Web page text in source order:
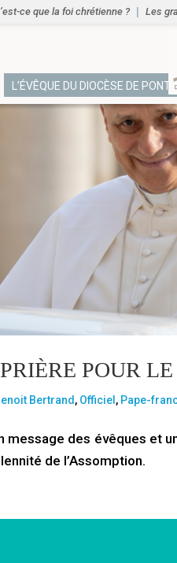
ce que la foi chrétienne ? Les
L’ÉVÊQUE DU DIOCÈSE DE
POUR
Bertrand, Officiel , Pape-
message des évêques et
de l’Assomption.